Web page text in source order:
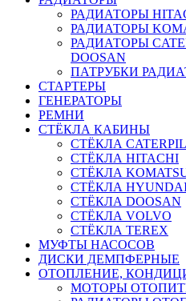
РАДИАТОРЫ
РАДИАТОРЫ
РАДИАТОРЫ
DOOSAN
ПАТРУБКИ
СТАРТЕРЫ
ГЕНЕРАТОРЫ
РЕМНИ
СТЁКЛА КАБИНЫ
СТЁКЛА
СТЁКЛА HITACHI
СТЁКЛА
СТЁКЛА
СТЁКЛА DOOSAN
СТЁКЛА VOLVO
СТЁКЛА TEREX
МУФТЫ НАСОСОВ
ДИСКИ ДЕМПФЕРНЫЕ
ОТОПЛЕНИЕ,
МОТОРЫ